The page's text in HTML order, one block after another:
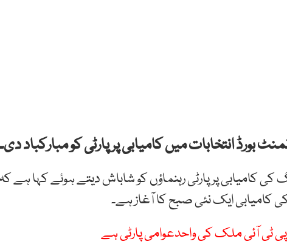
انتخابات میں کامیابی پر پارٹی کو مبارکباد
کامیابی پر پارٹی رہنماؤں کو شاباش دیتے ہوئے کہا ہے
کامیابی ایک نئی صبح کا آغاز ہے۔
ٹی آئی ملک کی واحدعوامی پارٹی ہے